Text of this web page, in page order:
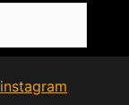
instagram